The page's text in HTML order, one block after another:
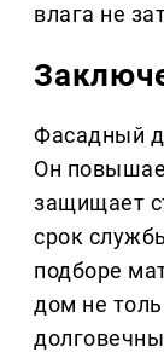
влага не
Фасадный
Он
защищает
срок
подборе
дом не